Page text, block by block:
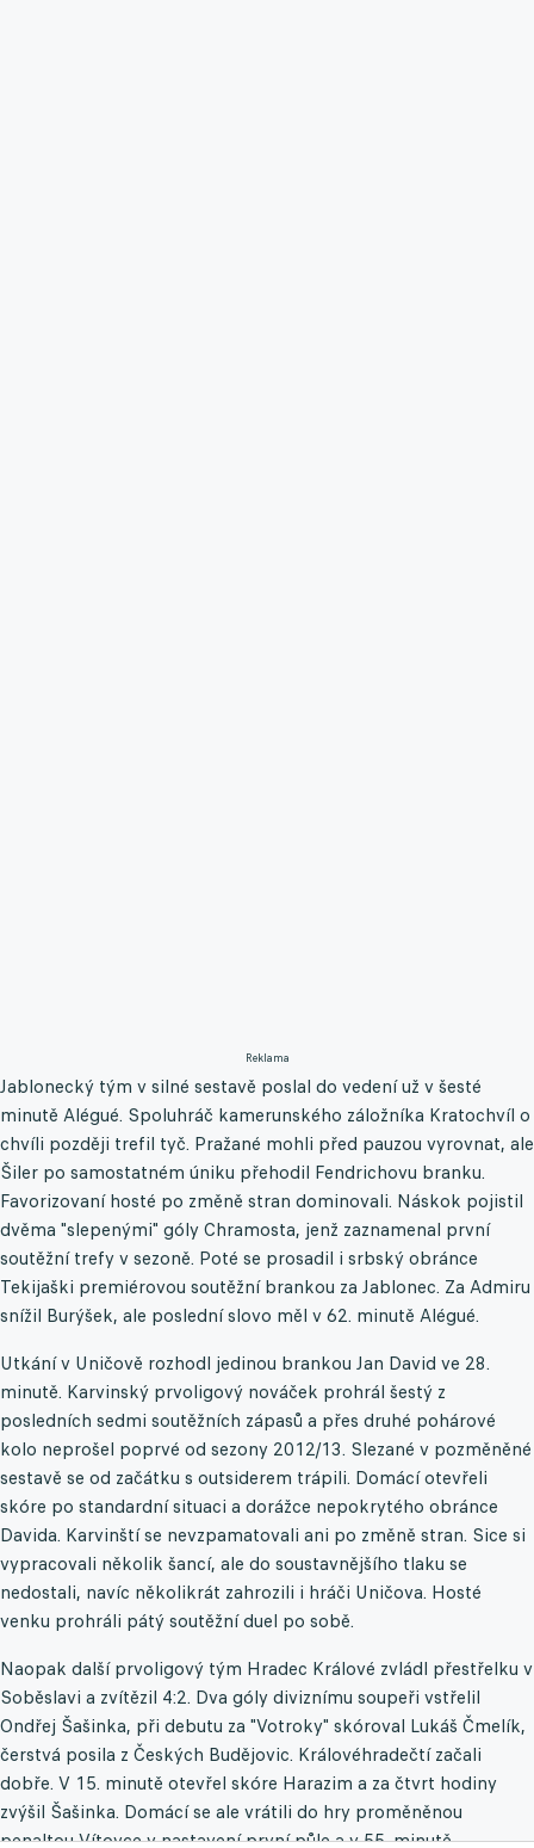
Reklama
Jablonecký tým v silné sestavě poslal do vedení už v šesté
minutě Alégué. Spoluhráč kamerunského záložníka Kratochvíl o
chvíli později trefil tyč. Pražané mohli před pauzou vyrovnat, ale
Šiler po samostatném úniku přehodil Fendrichovu branku.
Favorizovaní hosté po změně stran dominovali. Náskok pojistil
dvěma "slepenými" góly Chramosta, jenž zaznamenal první
soutěžní trefy v sezoně. Poté se prosadil i srbský obránce
Tekijaški premiérovou soutěžní brankou za Jablonec. Za Admiru
snížil Burýšek, ale poslední slovo měl v 62. minutě Alégué.
Utkání v Uničově rozhodl jedinou brankou Jan David ve 28.
minutě. Karvinský prvoligový nováček prohrál šestý z
posledních sedmi soutěžních zápasů a přes druhé pohárové
kolo neprošel poprvé od sezony 2012/13. Slezané v pozměněné
sestavě se od začátku s outsiderem trápili. Domácí otevřeli
skóre po standardní situaci a dorážce nepokrytého obránce
Davida. Karvinští se nevzpamatovali ani po změně stran. Sice si
vypracovali několik šancí, ale do soustavnějšího tlaku se
nedostali, navíc několikrát zahrozili i hráči Uničova. Hosté
venku prohráli pátý soutěžní duel po sobě.
Naopak další prvoligový tým Hradec Králové zvládl přestřelku v
Soběslavi a zvítězil 4:2. Dva góly diviznímu soupeři vstřelil
Ondřej Šašinka, při debutu za "Votroky" skóroval Lukáš Čmelík,
čerstvá posila z Českých Budějovic. Královéhradečtí začali
dobře. V 15. minutě otevřel skóre Harazim a za čtvrt hodiny
zvýšil Šašinka. Domácí se ale vrátili do hry proměněnou
penaltou Vítovce v nastavení první půle a v 55. minutě